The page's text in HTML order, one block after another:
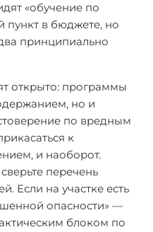
«обучение по
пункт в бюджете, но
принципиально
открыто: программы
но и
по вредным
к
и наоборот.
перечень
Если на участке есть
опасности» —
блоком по